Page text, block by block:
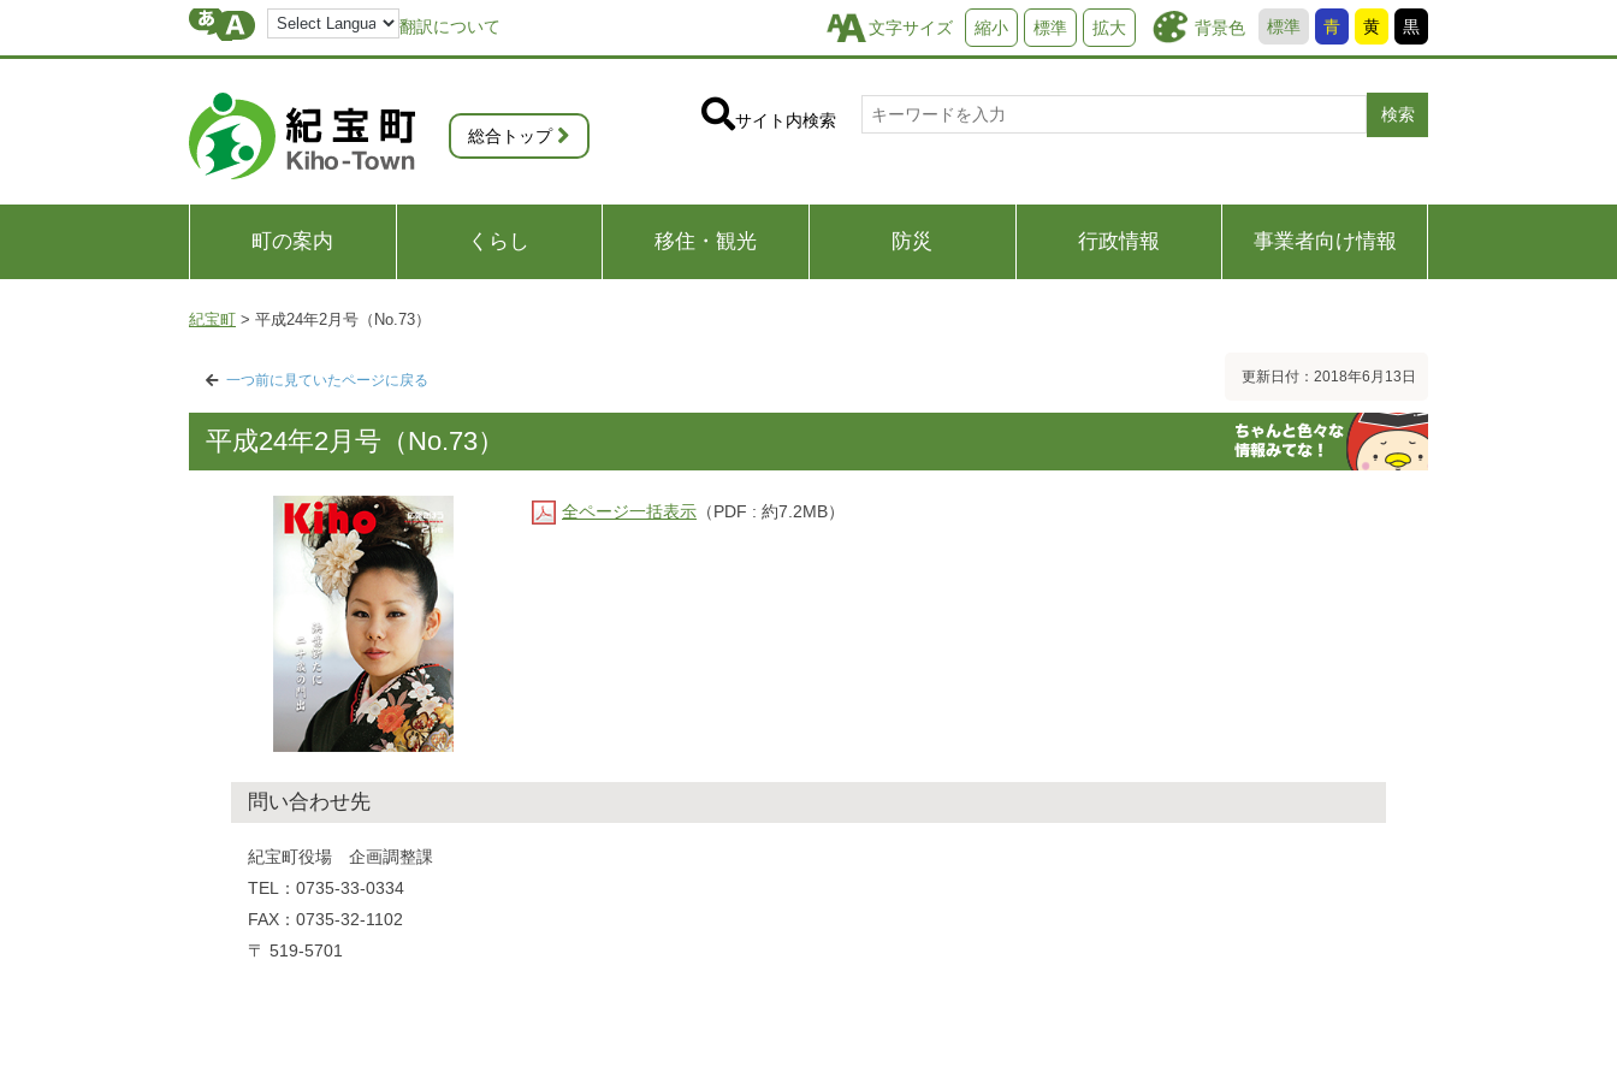
翻訳について 背景色 標準 青 黄 黒
文字サイズ 縮小 標準 拡大
総合トップ
サイト内検索 検索
町の案内 くらし 移住・観光 防災 行政情報 事業者向け情報
紀宝町 > 平成24年2月号（No.73）
一つ前に見ていたページに戻る 更新日付：2018年6月13日
平成24年2月号（No.73）
全ページ一括表示 （PDF : 約7.2MB）
問い合わせ先
紀宝町役場 企画調整課
TEL：0735-33-0334
FAX：0735-32-1102
〒 519-5701